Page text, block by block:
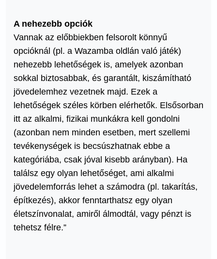
A nehezebb opciók
Vannak az előbbiekben felsorolt könnyű
opcióknál (pl. a Wazamba oldlán való játék)
nehezebb lehetőségek is, amelyek azonban
sokkal biztosabbak, és garantált, kiszámítható
jövedelemhez vezetnek majd. Ezek a
lehetőségek széles körben elérhetők. Elsősorban
itt az alkalmi, fizikai munkákra kell gondolni
(azonban nem minden esetben, mert szellemi
tevékenységek is becsúszhatnak ebbe a
kategóriába, csak jóval kisebb arányban). Ha
találsz egy olyan lehetőséget, ami alkalmi
jövedelemforrás lehet a számodra (pl. takarítás,
építkezés), akkor fenntarthatsz egy olyan
életszínvonalat, amiről álmodtál, vagy pénzt is
tehetsz félre.”